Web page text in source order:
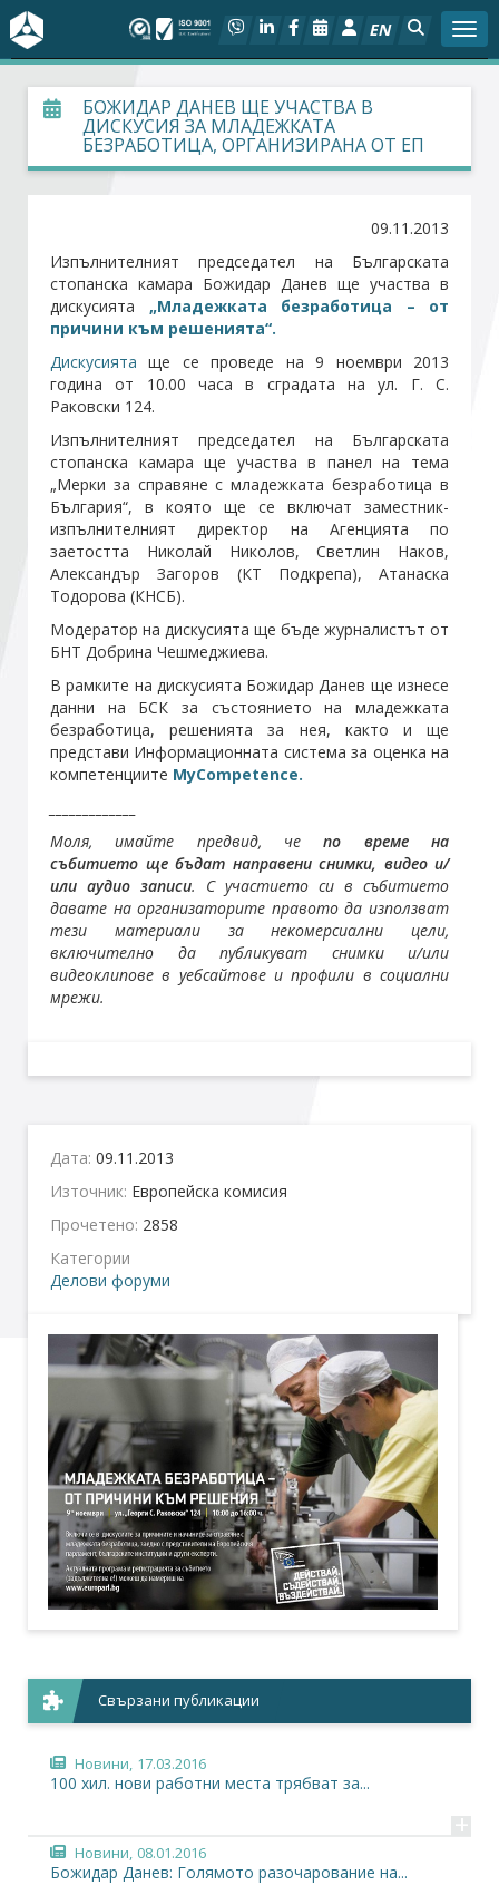
EN
За БСК
На фокус
Социален диалог
Дейности
Арбитражен съд
Проекти
Членове
Стани член
БОЖИДАР ДАНЕВ ЩЕ УЧАСТВА В
ДИСКУСИЯ ЗА МЛАДЕЖКАТА
БЕЗРАБОТИЦА, ОРГАНИЗИРАНА ОТ ЕП
09.11.2013
Изпълнителният председател на Българската
стопанска камара Божидар Данев ще участва в
дискусията „Младежката безработица – от
причини към решенията“.
Дискусията ще се проведе на 9 ноември 2013
година от 10.00 часа в сградата на ул. Г. С.
Раковски 124.
Изпълнителният председател на Българската
стопанска камара ще участва в панел на тема
„Мерки за справяне с младежката безработица в
България“, в която ще се включат заместник-
изпълнителният директор на Агенцията по
заетостта Николай Николов, Светлин Наков,
Александър Загоров (КТ Подкрепа), Атанаска
Тодорова (КНСБ).
Модератор на дискусията ще бъде журналистът от
БНТ Добрина Чешмеджиева.
В рамките на дискусията Божидар Данев ще изнесе
данни на БСК за състоянието на младежката
безработица, решенията за нея, както и ще
представи Информационната система за оценка на
компетенциите MyCompetence.
Моля, имайте предвид, чепо време на
събитието ще бъдат направени снимки, видео и/
или аудио записи. С участието си в събитието
давате на организаторите правото да използват
тези материали за некомерсиални цели,
включително да публикуват снимки и/или
видеоклипове в уебсайтове и профили в социални
мрежи.
Дата: 09.11.2013
Източник: Европейска комисия
Прочетено: 2858
Категории
Делови форуми
Свързани публикации
Новини, 17.03.2016
100 хил. нови работни места трябват за...
+
Новини, 08.01.2016
Божидар Данев: Голямото разочарование на...